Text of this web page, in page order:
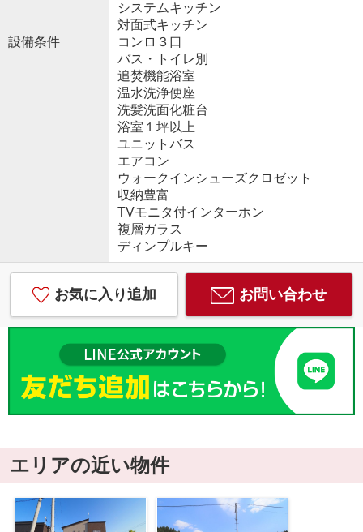
設備条件
システムキッチン
対面式キッチン
コンロ３口
バス・トイレ別
追焚機能浴室
温水洗浄便座
洗髪洗面化粧台
浴室１坪以上
ユニットバス
エアコン
ウォークインシューズクロゼット
収納豊富
TVモニタ付インターホン
複層ガラス
ディンプルキー
お気に入り追加 お問い合わせ
エリアの近い物件